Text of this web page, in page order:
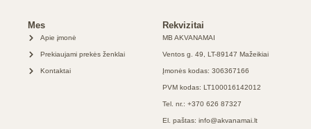
Mes
Apie įmonė
Prekiaujami prekės ženklai
Kontaktai
Rekvizitai
MB AKVANAMAI
Ventos g. 49, LT-89147 Mažeikiai
Įmonės kodas: 306367166
PVM kodas: LT100016142012
Tel. nr.: +370 626 87327
El. paštas: info@akvanamai.lt